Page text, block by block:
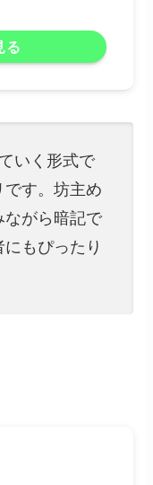
る
いく形式で
す。坊主め
ながら暗記で
もぴったり